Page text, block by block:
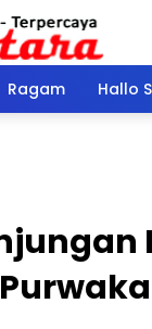
Ragam Hallo